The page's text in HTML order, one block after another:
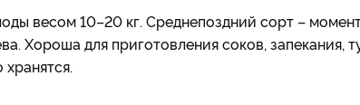
весом 10–20 кг. Среднепоздний сорт –
Хороша для приготовления соков, запекания,